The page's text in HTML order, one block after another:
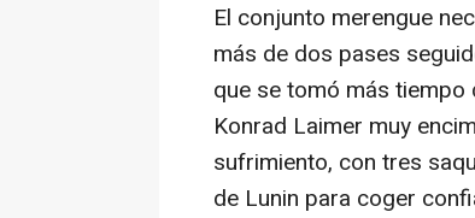
El conjunto merengue
más de dos pases
que se tomó más
Konrad Laimer muy
sufrimiento, con tres
de Lunin para coger